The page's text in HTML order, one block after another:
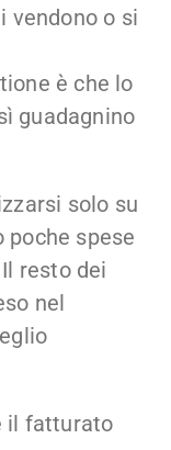
vendono o si
è che lo
guadagnino
solo su
spese
resto dei
nel
il fatturato